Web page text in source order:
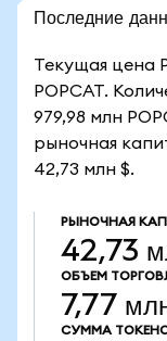
Последние
Текущая цена
POPCAT.
979,98 млн
рыночная
42,73 млн $.
РЫНОЧНАЯ
42,73
ОБЪЕМ
7,77
СУММА